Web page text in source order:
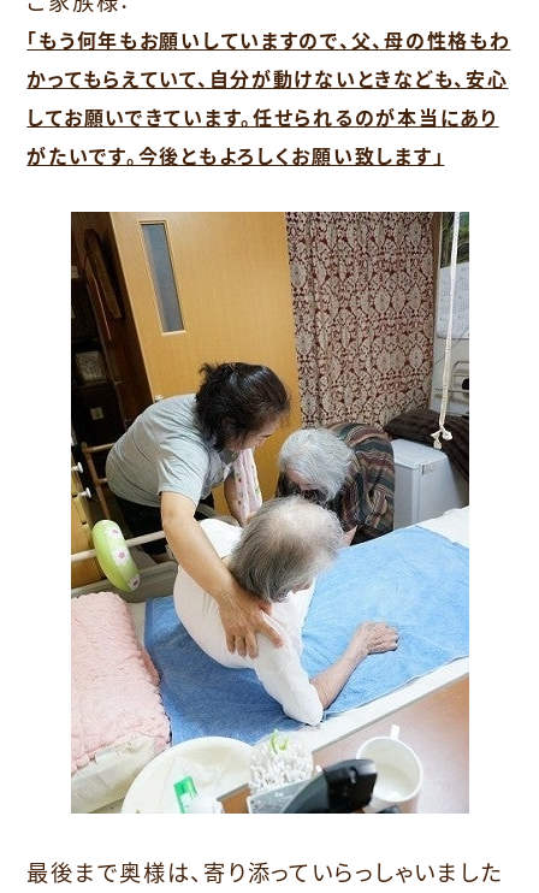
「もう何年もお願いしていますので、父、母の性格もわ
かってもらえていて、自分が動けないときなども、安心
してお願いできています。任せられるのが本当にあり
がたいです。今後ともよろしくお願い致します」
最後まで奥様は、寄り添っていらっしゃいました